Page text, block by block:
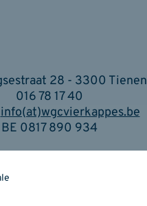
28 - 3300 Tienen
016 78 17 40
info(at)wgcvierkappes.be
BE 0817 890 934